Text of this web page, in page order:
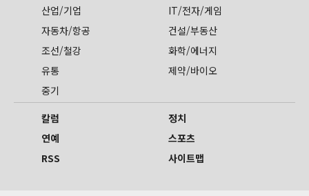
산업/기업
IT/전자/게임
자동차/항공
건설/부동산
조선/철강
화학/에너지
유통
제약/바이오
중기
칼럼
정치
연예
스포츠
RSS
사이트맵